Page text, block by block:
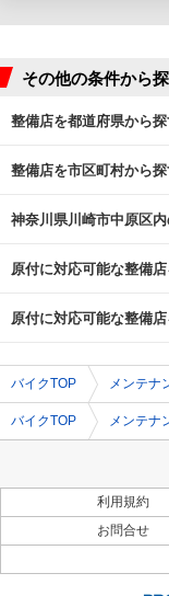
その他の条件から
整備店を都道府県から
整備店を市区町村から
神奈川県川崎市中原区
原付に対応可能な整備
原付に対応可能な整備
バイクTOP メンテナ
バイクTOP メンテナ
利用規約
お問合せ